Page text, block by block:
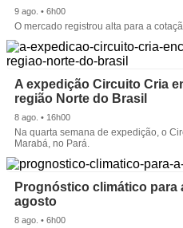
9 ago. • 6h00
O mercado registrou alta para a
A expedição Circuito Cria
região Norte do Brasil
8 ago. • 16h00
Na quarta semana de expedição, o
Marabá, no Pará.
Prognóstico climático para
agosto
8 ago. • 6h00